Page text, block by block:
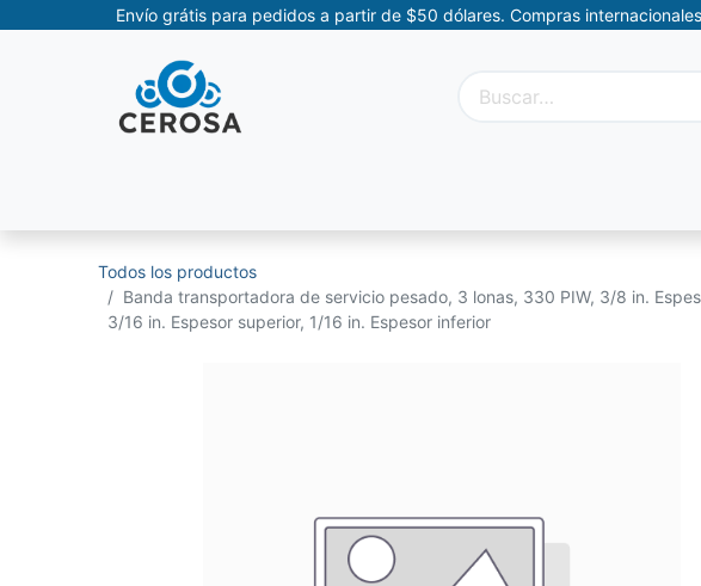
Envío grátis para pedidos a partir de $50 dólares. Compras
Todos los productos
Banda transportadora de servicio pesado, 3 lonas, 330 PIW, 3/8 in.
3/16 in. Espesor superior, 1/16 in. Espesor inferior